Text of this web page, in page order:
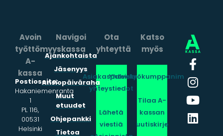
Avoin
työttömyyskassa
A-
kassa
Postiosoite:
Hakaniemenranta
1
PL 116,
00531
Helsinki
Ota
yhteyttä
Asiakaspalvelun
yhteystiedot
Lähetä
viestiä
Navigoi
Ajankohtaista
Jäsenyys
Ansiopäiväraha
Muut
etuudet
Ohjepankki
Tietoa
Katso
myös
Yhteistyökumppanimme
Tilaa A-
kassan
uutiskirje